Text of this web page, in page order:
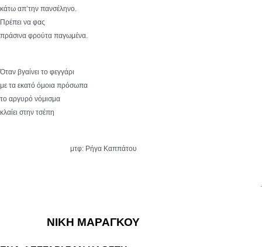
κάτω απ’την πανσέληνο.
Πρέπει να φας
πράσινα φρούτα παγωμένα.
Όταν βγαίνει το φεγγάρι
με τα εκατό όμοια πρόσωπα
το αργυρό νόμισμα
κλαίει στην τσέπη
μτφ: Ρήγα Καππάτου
.
ΝΙΚΗ ΜΑΡΑΓΚΟΥ